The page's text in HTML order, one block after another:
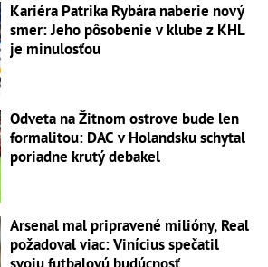
Kariéra Patrika Rybára naberie nový
smer: Jeho pôsobenie v klube z KHL
je minulosťou
Odveta na Žitnom ostrove bude len
formalitou: DAC v Holandsku schytal
poriadne krutý debakel
Arsenal mal pripravené milióny, Real
požadoval viac: Vinícius spečatil